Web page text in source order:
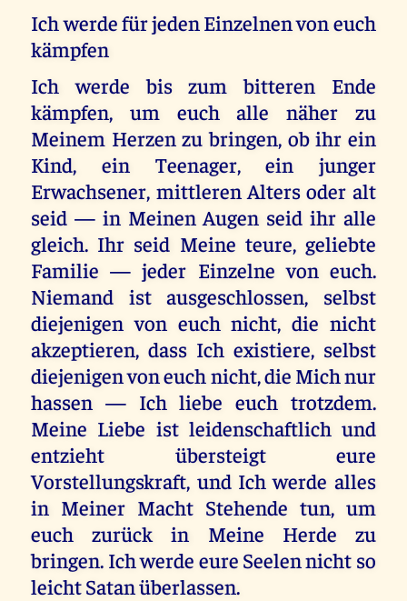
Ich werde für jeden Einzelnen von euch
kämpfen
Ich werde bis zum bitteren Ende
kämpfen, um euch alle näher zu
Meinem Herzen zu bringen, ob ihr ein
Kind, ein Teenager, ein junger
Erwachsener, mittleren Alters oder alt
seid — in Meinen Augen seid ihr alle
gleich. Ihr seid Meine teure, geliebte
Familie — jeder Einzelne von euch.
Niemand ist ausgeschlossen, selbst
diejenigen von euch nicht, die nicht
akzeptieren, dass Ich existiere, selbst
diejenigen von euch nicht, die Mich nur
hassen — Ich liebe euch trotzdem.
Meine Liebe ist leidenschaftlich und
entzieht übersteigt eure
Vorstellungskraft, und Ich werde alles
in Meiner Macht Stehende tun, um
euch zurück in Meine Herde zu
bringen. Ich werde eure Seelen nicht so
leicht Satan überlassen.